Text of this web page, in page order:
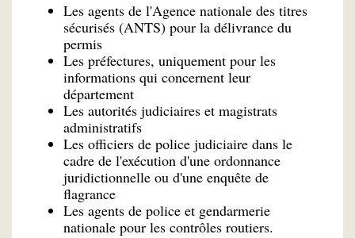
Les agents de l'Agence nationale des titres
sécurisés (ANTS) pour la délivrance du
permis
Les préfectures, uniquement pour les
informations qui concernent leur
département
Les autorités judiciaires et magistrats
administratifs
Les officiers de police judiciaire dans le
cadre de l'exécution d'une ordonnance
juridictionnelle ou d'une enquête de
flagrance
Les agents de police et gendarmerie
nationale pour les contrôles routiers.